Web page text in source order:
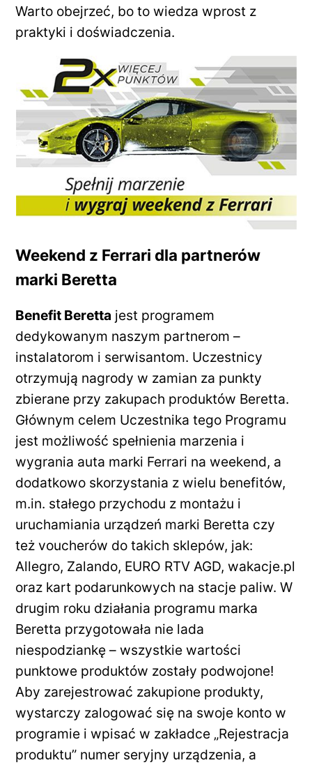
Warto obejrzeć, bo to wiedza wprost z
praktyki i doświadczenia.
Weekend z Ferrari dla partnerów
marki Beretta
Benefit Beretta jest programem
dedykowanym naszym partnerom –
instalatorom i serwisantom. Uczestnicy
otrzymują nagrody w zamian za punkty
zbierane przy zakupach produktów Beretta.
Głównym celem Uczestnika tego Programu
jest możliwość spełnienia marzenia i
wygrania auta marki Ferrari na weekend, a
dodatkowo skorzystania z wielu benefitów,
m.in. stałego przychodu z montażu i
uruchamiania urządzeń marki Beretta czy
też voucherów do takich sklepów, jak:
Allegro, Zalando, EURO RTV AGD, wakacje.pl
oraz kart podarunkowych na stacje paliw. W
drugim roku działania programu marka
Beretta przygotowała nie lada
niespodziankę – wszystkie wartości
punktowe produktów zostały podwojone!
Aby zarejestrować zakupione produkty,
wystarczy zalogować się na swoje konto w
programie i wpisać w zakładce „Rejestracja
produktu” numer seryjny urządzenia, a